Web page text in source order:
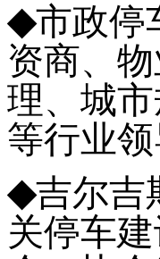
◆市政停
资商、
理、城
等行业
◆吉尔吉
关停车